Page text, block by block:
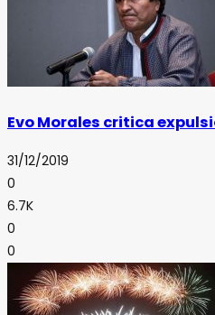
Evo Morales critica
31/12/2019
0
6.7K
0
0